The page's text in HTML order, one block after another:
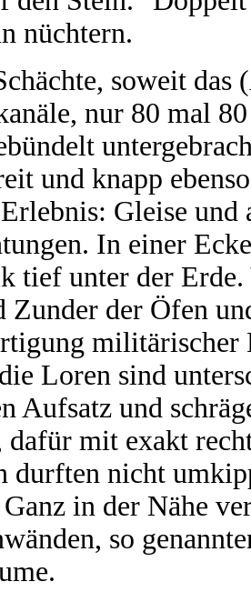
nüchtern.
soweit
nur 80 mal
und knapp
Gleise
In einer
tief unter der
Zunder der Öfen
Loren sind
Aufsatz und
dafür mit exakt
durften nicht
in der Nähe
so